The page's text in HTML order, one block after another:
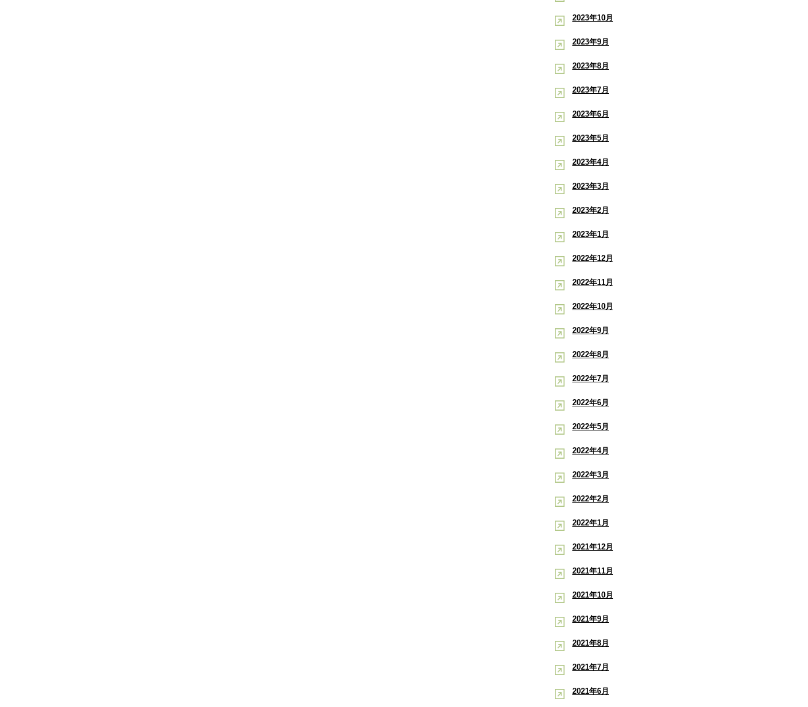
2023年10月
2023年9月
2023年8月
2023年7月
2023年6月
2023年5月
2023年4月
2023年3月
2023年2月
2023年1月
2022年12月
2022年11月
2022年10月
2022年9月
2022年8月
2022年7月
2022年6月
2022年5月
2022年4月
2022年3月
2022年2月
2022年1月
2021年12月
2021年11月
2021年10月
2021年9月
2021年8月
2021年7月
2021年6月